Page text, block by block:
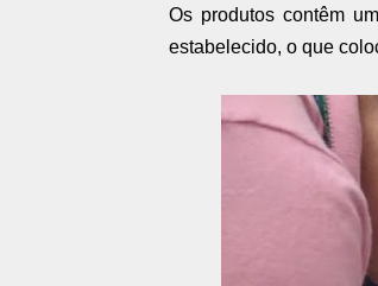
Os produtos contêm
estabelecido, o que